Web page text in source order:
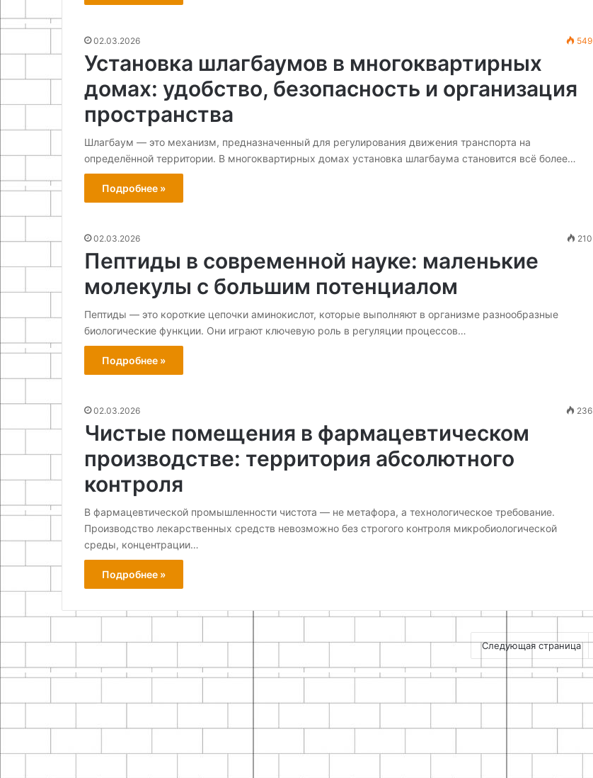
02.03.2026 549
Установка шлагбаумов в многоквартирных
домах: удобство, безопасность и организация
пространства
Шлагбаум — это механизм, предназначенный для регулирования движения транспорта на
определённой территории. В многоквартирных домах установка шлагбаума становится всё более…
Подробнее »
02.03.2026 210
Пептиды в современной науке: маленькие
молекулы с большим потенциалом
Пептиды — это короткие цепочки аминокислот, которые выполняют в организме разнообразные
биологические функции. Они играют ключевую роль в регуляции процессов…
Подробнее »
02.03.2026 236
Чистые помещения в фармацевтическом
производстве: территория абсолютного
контроля
В фармацевтической промышленности чистота — не метафора, а технологическое требование.
Производство лекарственных средств невозможно без строгого контроля микробиологической
среды, концентрации…
Подробнее »
Следующая страница